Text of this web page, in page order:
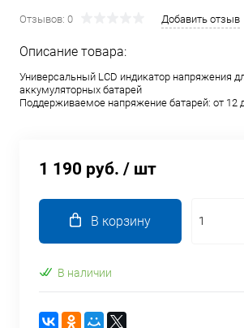
Отзывов: 0 Добавить отзыв
Описание товара:
Универсальный LCD индикатор напряжения
аккумуляторных батарей
Поддерживаемое напряжение батарей: от 12
1 190 руб. / шт
В корзину
В наличии